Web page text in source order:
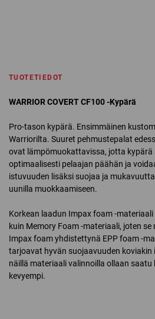
TUOTETIEDOT
WARRIOR COVERT CF100 -Kypärä
Pro-tason kypärä. Ensimmäinen
Warriorilta. Suuret pehmustepalat
ovat lämpömuokattavissa, jotta kypärä
optimaalisesti pelaajan päähän ja
istuvuuden lisäksi suojaa ja
uunilla muokkaamiseen.
Korkean laadun Impax foam -
kuin Memory Foam -materiaali, joten
Impax foam yhdistettynä EPP foam -
tarjoavat hyvän suojaavuuden koviakin
näillä materiaali valinnoilla ollaan
kevyempi.